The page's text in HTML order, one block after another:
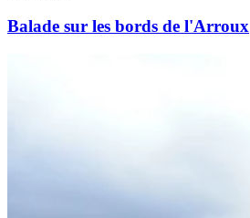
Balade sur les bords de l'Arroux